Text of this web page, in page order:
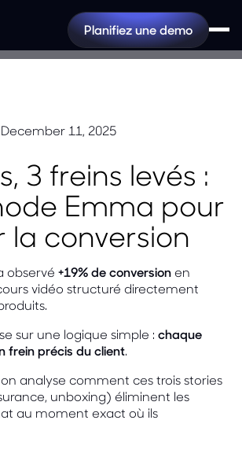
Planifiez une demo
December 11, 2025
3 freins levés :
Emma pour
la conversion
observé +19% de conversionen
vidéo structuré directement
sur une logique simple : chaque
frein précis du client.
analyse comment ces trois stories
unboxing) éliminent les
au moment exact où ils